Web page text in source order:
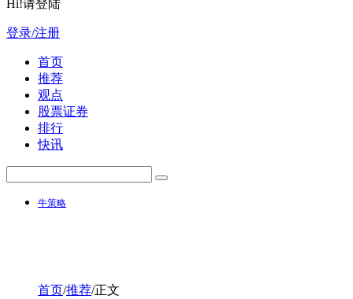
Hi!请登陆
登录/注册
首页
推荐
观点
股票证券
排行
快讯
牛策略
首页/推荐/正文